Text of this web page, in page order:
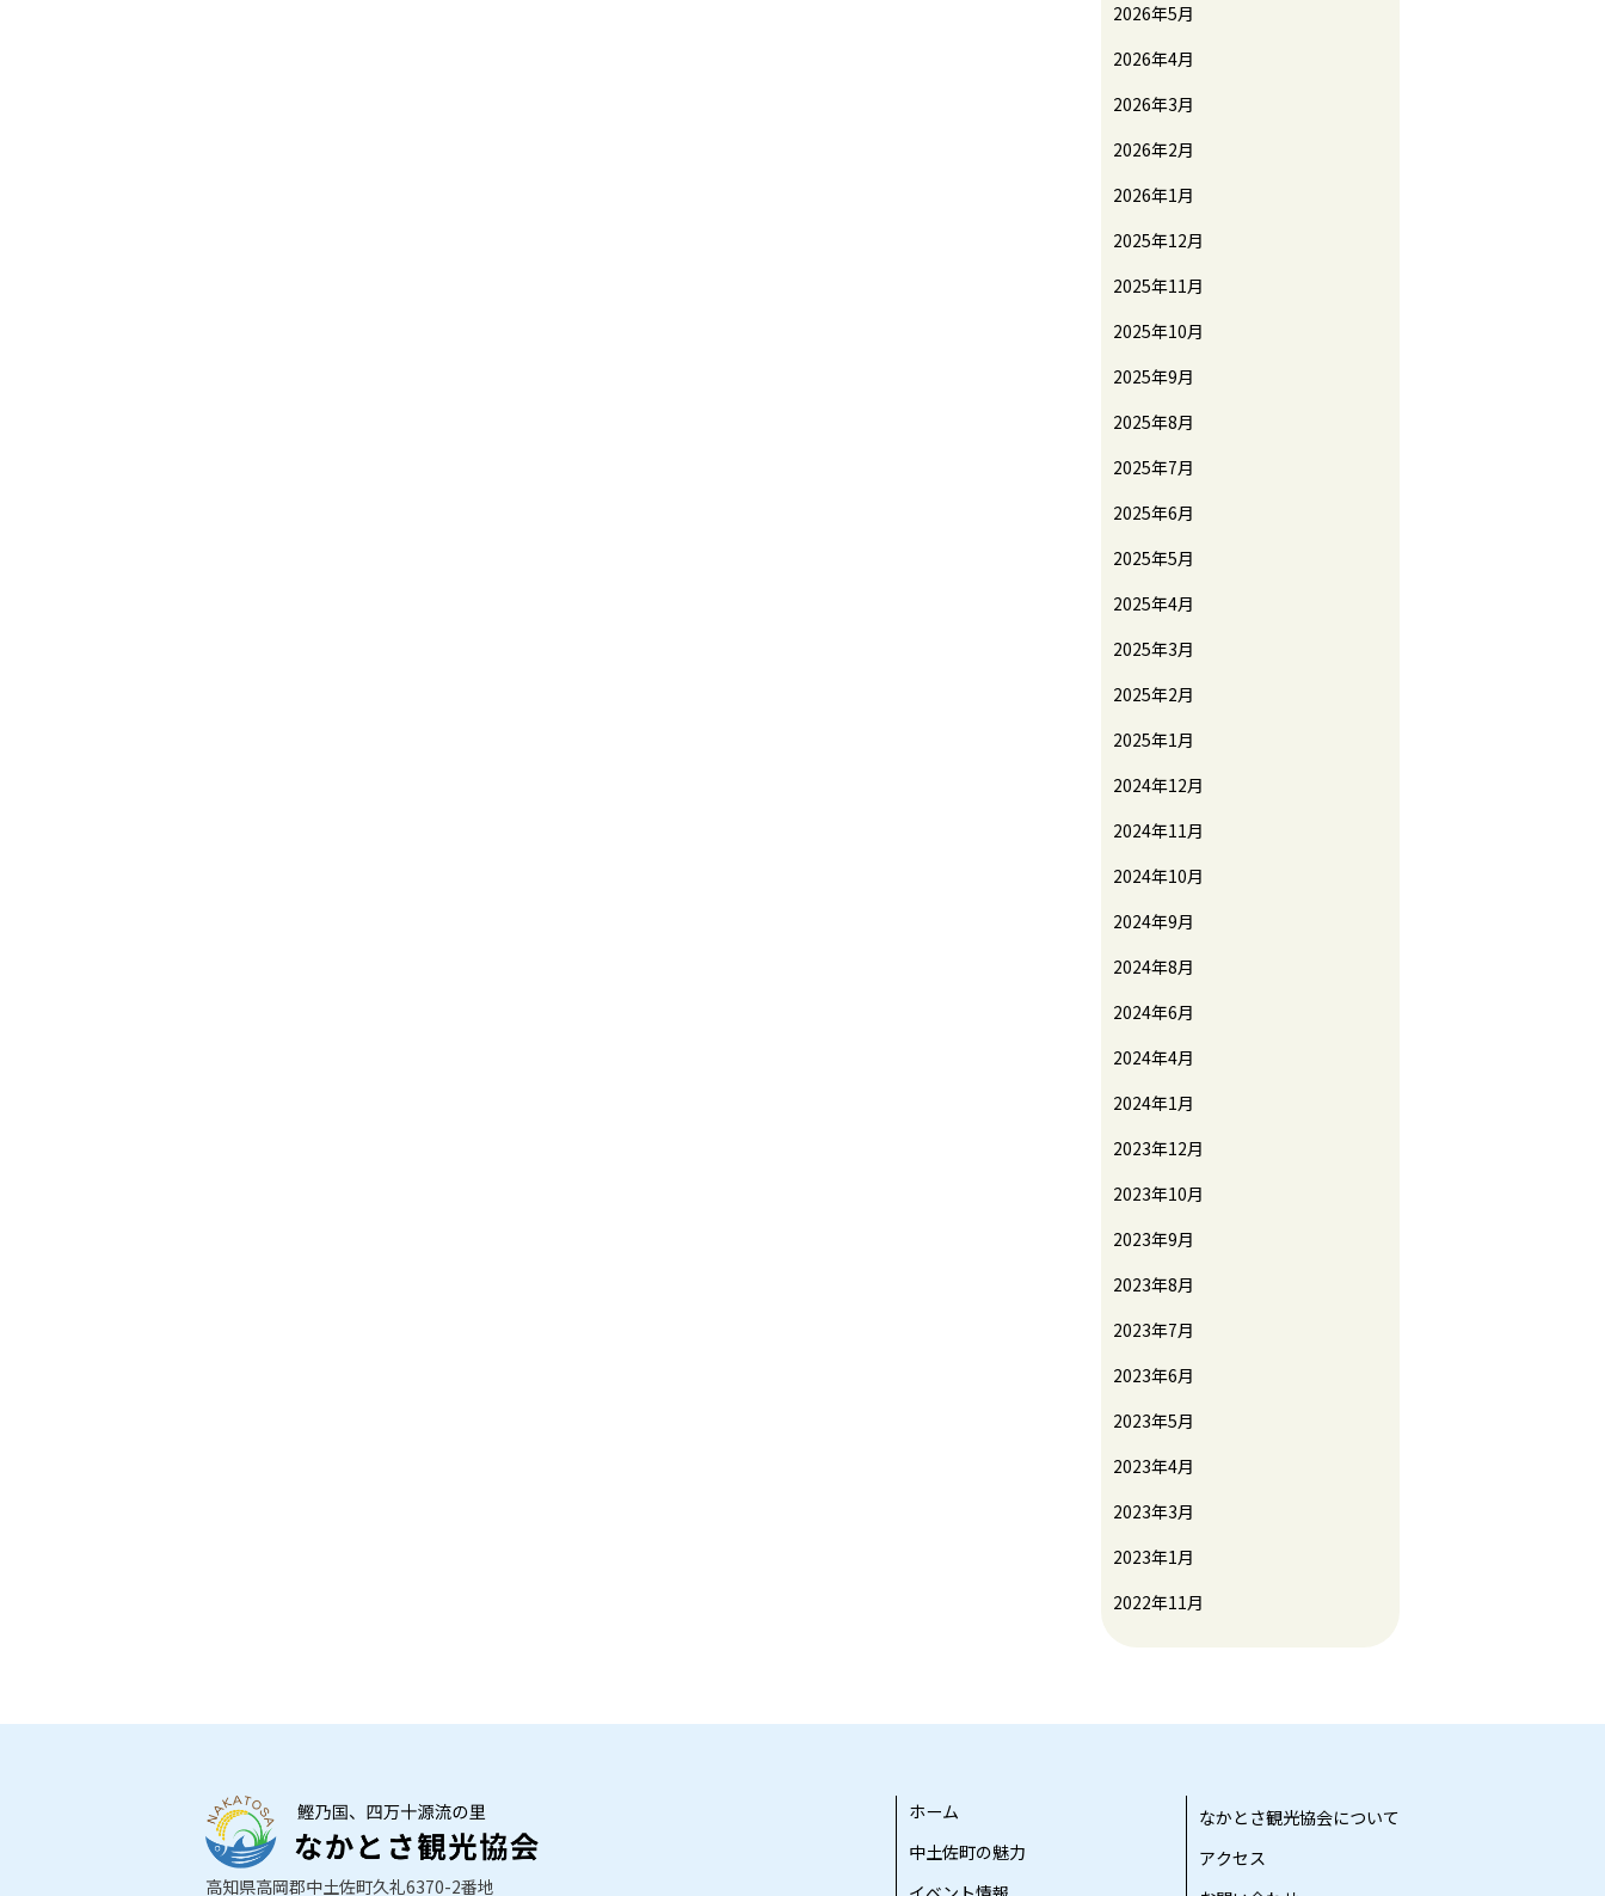
2026年5月
2026年4月
2026年3月
2026年2月
2026年1月
2025年12月
2025年11月
2025年10月
2025年9月
2025年8月
2025年7月
2025年6月
2025年5月
2025年4月
2025年3月
2025年2月
2025年1月
2024年12月
2024年11月
2024年10月
2024年9月
2024年8月
2024年6月
2024年4月
2024年1月
2023年12月
2023年10月
2023年9月
2023年8月
2023年7月
2023年6月
2023年5月
2023年4月
2023年3月
2023年1月
2022年11月
高知県高岡郡中土佐町久礼6370-2番地
ホーム
中土佐町の魅力
なかとさ観光協会について
アクセス